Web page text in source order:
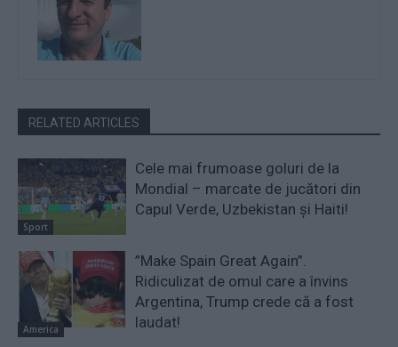
RELATED ARTICLES
Sport
Cele mai frumoase goluri de la
Mondial – marcate de jucători din
Capul Verde, Uzbekistan și Haiti!
America
”Make Spain Great Again”.
Ridiculizat de omul care a învins
Argentina, Trump crede că a fost
laudat!